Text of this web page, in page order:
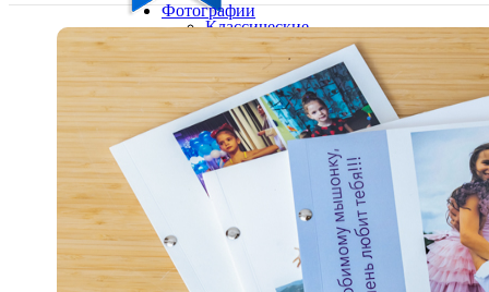
Ваш город:
Ваш регион доставки
Выберите из списка:
Фотографии
Классические
фото
10х10
10х15
13х18
15х15
15х20
20х20
20х30